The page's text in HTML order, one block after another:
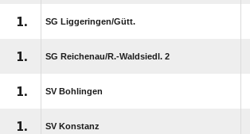
1. SG Liggeringen/​Gütt.
1. SG Reichenau/​R.-Waldsiedl. 2
1. SV Bohlingen
1. SV Konstanz